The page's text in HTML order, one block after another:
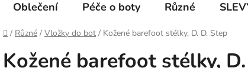
Oblečení Péče o boty Různé
Domů
/ Různé / Vložky do bot / Kožené barefoot stélky, D. D. Step
Kožené barefoot stélky,